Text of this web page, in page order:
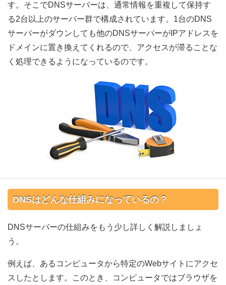
す。そこでDNSサーバーは、通常情報を重複して保持す
る2台以上のサーバー群で構成されています。1台のDNS
サーバーがダウンしても他のDNSサーバーがIPアドレスを
ドメインに置き換えてくれるので、アクセスが滞ることな
く処理できるようになっているのです。
DNSはどんな仕組みになっているの？
DNSサーバーの仕組みをもう少し詳しく解説しましょ
う。
例えば、あるコンピュータから特定のWebサイトにアクセ
スしたとします。このとき、コンピュータではブラウザを